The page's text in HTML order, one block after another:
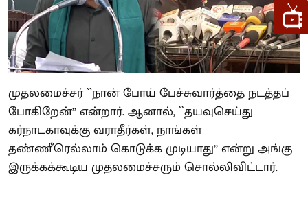
முதலமைச்சர் ``நான் போய் பேச்சுவார்த்தை நடத்தப்
போகிறேன்’’ என்றார். ஆனால், ``தயவுசெய்து
கர்நாடகாவுக்கு வராதீர்கள், நாங்கள்
தண்ணீரெல்லாம் கொடுக்க முடியாது’’ என்று அங்கு
இருக்கக்கூடிய முதலமைச்சரும் சொல்லிவிட்டார்.